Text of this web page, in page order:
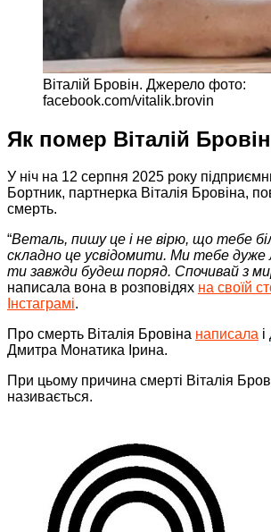
Віталій Бровін. Джерело фото:
facebook.com/vitalik.brovin
Як помер Віталій Бровін
У ніч на 12 серпня 2025 року
Бортник, партнерка Віталія Бровіна,
смерть.
“Веталь, пишу це і не вірю, що тебе
складно це усвідомити. Ми тебе
ти завжди будеш поряд. Спочивай з
написала вона в розповідях на своїй
Інстаграмі.
Про смерть Віталія Бровіна написала
Дмитра Монатика Ірина.
При цьому причина смерті Віталія
називається.